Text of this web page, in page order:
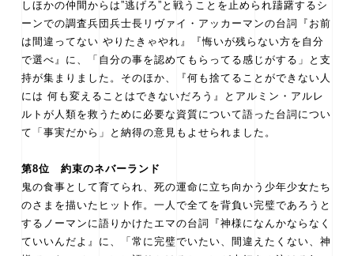
しほかの仲間からは”逃げろ”と戦うことを止められ躊躇するシ
ーンでの調査兵団兵士長リヴァイ・アッカーマンの台詞『お前
は間違ってない やりたきゃやれ』『悔いが残らない方を自分
で選べ』に、「自分の事を認めてもらってる感じがする」と支
持が集まりました。そのほか、『何も捨てることができない人
には 何も変えることはできないだろう』とアルミン・アルレ
ルトが人類を救うために必要な資質について語った台詞につい
て「事実だから」と納得の意見もよせられました。
第8位 約束のネバーランド
鬼の食事として育てられ、死の運命に立ち向かう少年少女たち
のさまを描いたヒット作。一人で全てを背負い完璧であろうと
するノーマンに語りかけたエマの台詞『神様になんかならなく
ていいんだよ』に、「常に完璧でいたい、間違えたくない、神